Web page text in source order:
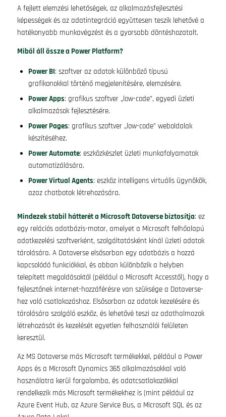
A fejlett elemzési lehetőségek, az alkalmazásfejlesztési
képességek és az adatintegráció együttesen teszik lehetővé a
hatékonyabb munkavégzést és a gyorsabb döntéshozatalt.
Miből áll össze a Power Platform?
Power BI: szoftver az adatok különböző típusú
grafikonokkal történő megjelenítésére, elemzésére.
Power Apps: grafikus szoftver „low-code”, egyedi üzleti
alkalmazások fejlesztésére.
Power Pages: grafikus szoftver „low-code” weboldalak
készítéséhez.
Power Automate: eszközkészlet üzleti munkafolyamatok
automatizálására.
Power Virtual Agents: eszköz intelligens virtuális ügynökök,
azaz chatbotok létrehozására.
Mindezek stabil hátterét a Microsoft Dataverse biztosítja: ez
egy relációs adatbázis-motor, amelyet a Microsoft felhőalapú
adatkezelési szoftverként, szolgáltatásként kínál üzleti adatok
tárolására. A Dataverse elsősorban egy adatbázis a hozzá
kapcsolódó funkciókkal, és abban különbözik a helyben
telepített megoldásoktól (például a Microsoft Accesstől), hogy a
fejlesztőnek internet-hozzáférésre van szüksége a Dataverse-
hez való csatlakozáshoz. Elsősorban az adatok kezelésére és
tárolására szolgáló eszköz, és lehetővé teszi az adathalmazok
létrehozását és kezelését egyetlen felhasználói felületen
keresztül.
Az MS Dataverse más Microsoft termékekkel, például a Power
Apps és a Microsoft Dynamics 365 alkalmazásokkal való
használatra kerül forgalomba, és adatcsatlakozókkal
rendelkezik más Microsoft termékekhez is (mint például az
Azure Event Hub, az Azure Service Bus, a Microsoft SQL és az